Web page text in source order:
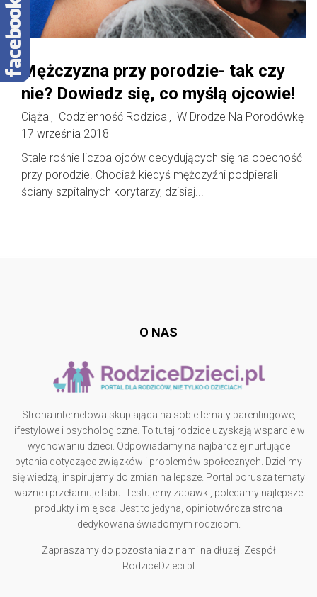
Mężczyzna przy porodzie- tak czy
nie? Dowiedz się, co myślą ojcowie!
Ciąża Codzienność Rodzica
W Drodze Na Porodówkę
17 września 2018
Stale rośnie liczba ojców decydujących się na obecność
przy porodzie. Chociaż kiedyś mężczyźni podpierali
ściany szpitalnych korytarzy, dzisiaj...
O NAS
Strona internetowa skupiająca na sobie tematy parentingowe,
lifestylowe i psychologiczne. To tutaj rodzice uzyskają wsparcie w
wychowaniu dzieci. Odpowiadamy na najbardziej nurtujące
pytania dotyczące związków i problemów społecznych. Dzielimy
się wiedzą, inspirujemy do zmian na lepsze. Portal porusza tematy
ważne i przełamuje tabu. Testujemy zabawki, polecamy najlepsze
produkty i miejsca. Jest to jedyna, opiniotwórcza strona
dedykowana świadomym rodzicom.
Zapraszamy do pozostania z nami na dłużej. Zespół
RodziceDzieci.pl